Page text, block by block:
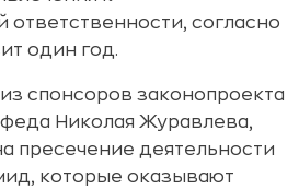
ответственности, согласно
один год.
спонсоров законопроекта
Николая Журавлева,
пресечение деятельности
которые оказывают